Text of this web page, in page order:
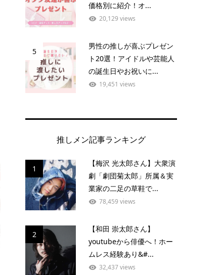
価格別に紹介！オ...
20,129 views
5
男性の推しが喜ぶプレゼン
ト20選！アイドルや芸能人
の誕生日やお祝いに...
19,451 views
推しメン記事ランキング
1
【梅沢 光太郎さん】大衆演
劇「劇団菊太郎」所属＆実
業家の二足の草鞋で...
78,459 views
2
【和田 崇太郎さん】
youtubeから俳優へ！ホー
ムレス経験あり&#...
32,437 views